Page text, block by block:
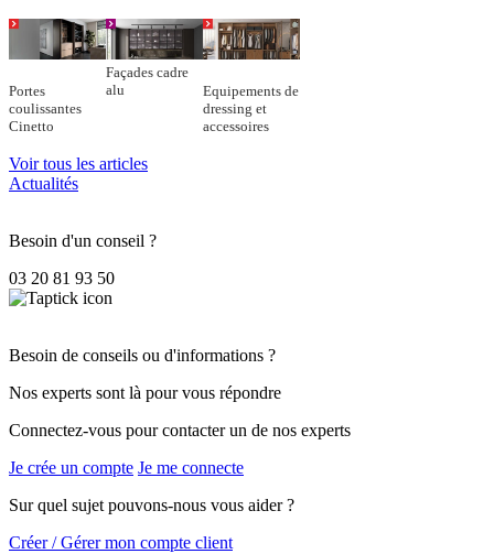
Portes
coulissantes
Cinetto
Façades cadre
alu
Equipements de
dressing et
accessoires
Voir tous les articles
Actualités
Besoin d'un conseil ?
03 20 81 93 50
Besoin de conseils ou d'informations ?
Nos experts sont là pour vous répondre
Connectez-vous pour contacter un de nos experts
Je crée un compte Je me connecte
Sur quel sujet pouvons-nous vous aider ?
Créer / Gérer mon compte client